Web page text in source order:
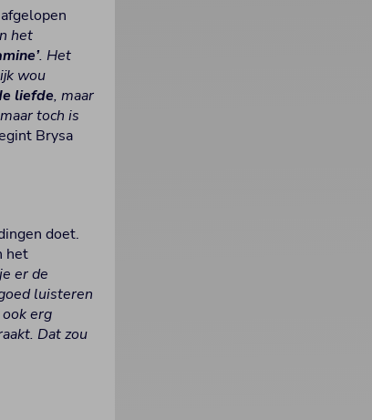
het
. Het
wou
liefde, maar
toch is
Brysa
doet.
het
er de
luisteren
erg
Dat zou